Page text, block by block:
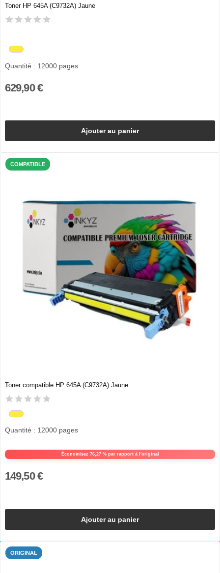
Toner HP 645A (C9732A) Jaune
Quantité : 12000 pages
629,90 €
Ajouter au panier
COMPATIBLE
Toner compatible HP 645A (C9732A) Jaune
Économisez 76,27 % par rapport à l'original
Quantité : 12000 pages
149,50 €
Ajouter au panier
ORIGINAL